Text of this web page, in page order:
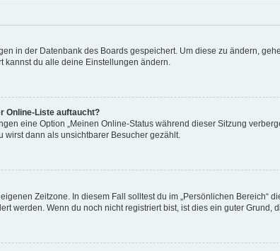
in der Datenbank des Boards gespeichert. Um diese zu ändern,
du alle deine Einstellungen ändern.
Online-Liste auftaucht?
eine Option „Meinen Online-Status während dieser Sitzung
dann als unsichtbarer Besucher gezählt.
Zeitzone. In diesem Fall solltest du im „Persönlichen Bereich“
werden. Wenn du noch nicht registriert bist, ist dies ein guter Grund,